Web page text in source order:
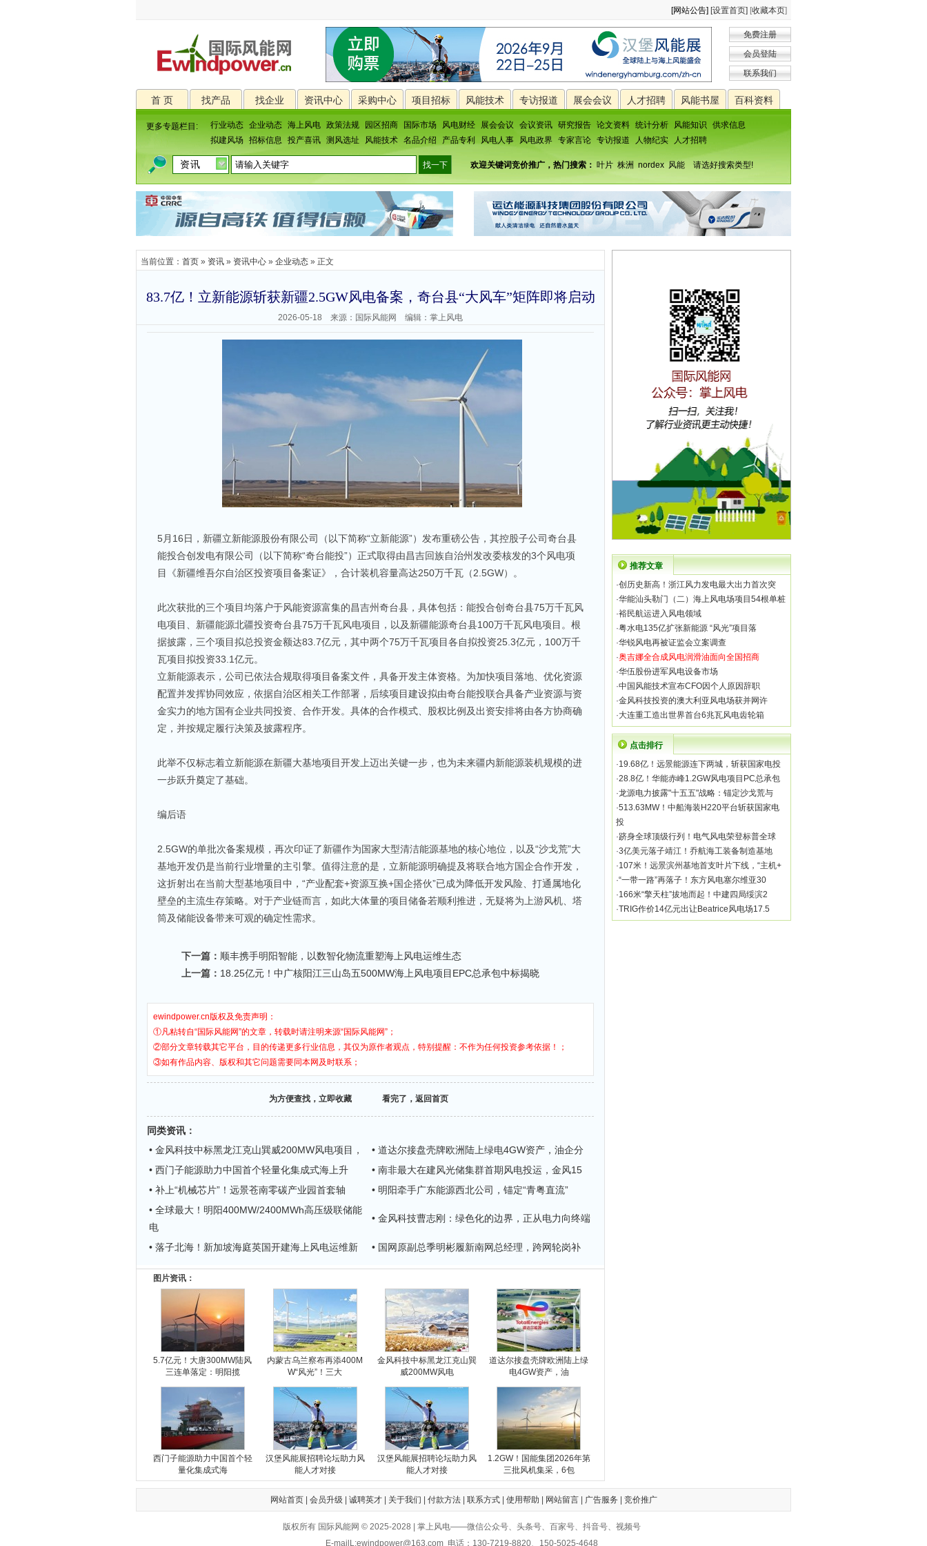
[网站公告] [设置首页] [收藏本页]
免费注册
会员登陆
联系我们
首 页 找产品 找企业 资讯中心 采购中心 项目招标 风能技术 专访报道 展会会议 人才招聘 风能书屋 百科资料
更多专题栏目: 行业动态 企业动态 海上风电 政策法规 园区招商 国际市场 风电财经 展会会议 会议资讯 研究报告 论文资料 统计分析 风能知识
供求信息
拟建风场
招标信息 投产喜讯 测风选址 风能技术 名品介绍 产品专利 风电人事 风电政界 专家言论 专访报道 人物纪实 人才招聘
欢迎关键词竞价推广，热门搜索： 叶片 株洲 nordex 风能 请选好搜索类型!
当前位置： 首页 » 资讯 » 资讯中心 » 企业动态 » 正文
83.7亿！立新能源斩获新疆2.5GW风电备案，奇台县“大风车”矩阵即将启动
2026-05-18 来源：国际风能网 编辑：掌上风电
5月16日，新疆立新能源股份有限公司（以下简称“立新能源”）发布重磅公告，其控股子公司奇台县
能投合创发电有限公司（以下简称“奇台能投”）正式取得由昌吉回族自治州发改委核发的3个风电项
目《新疆维吾尔自治区投资项目备案证》，合计装机容量高达250万千瓦（2.5GW）。
此次获批的三个项目均落户于风能资源富集的昌吉州奇台县，具体包括：能投合创奇台县75万千瓦风
电项目、新疆能源北疆投资奇台县75万千瓦风电项目，以及新疆能源奇台县100万千瓦风电项目。根
据披露，三个项目拟总投资金额达83.7亿元，其中两个75万千瓦项目各自拟投资25.3亿元，100万千
瓦项目拟投资33.1亿元。
立新能源表示，公司已依法合规取得项目备案文件，具备开发主体资格。为加快项目落地、优化资源
配置并发挥协同效应，依据自治区相关工作部署，后续项目建设拟由奇台能投联合具备产业资源与资
金实力的地方国有企业共同投资、合作开发。具体的合作模式、股权比例及出资安排将由各方协商确
定，并按规定履行决策及披露程序。
此举不仅标志着立新能源在新疆大基地项目开发上迈出关键一步，也为未来疆内新能源装机规模的进
一步跃升奠定了基础。
编后语
2.5GW的单批次备案规模，再次印证了新疆作为国家大型清洁能源基地的核心地位，以及“沙戈荒”大
基地开发仍是当前行业增量的主引擎。值得注意的是，立新能源明确提及将联合地方国企合作开发，
这折射出在当前大型基地项目中，“产业配套+资源互换+国企搭伙”已成为降低开发风险、打通属地化
壁垒的主流生存策略。对于产业链而言，如此大体量的项目储备若顺利推进，无疑将为上游风机、塔
筒及储能设备带来可观的确定性需求。
下一篇： 顺丰携手明阳智能，以数智化物流重塑海上风电运维生态
上一篇： 18.25亿元！中广核阳江三山岛五500MW海上风电项目EPC总承包中标揭晓
ewindpower.cn版权及免责声明：
①凡粘转自“国际风能网”的文章，转载时请注明来源“国际风能网”；
②部分文章转载其它平台，目的传递更多行业信息，其仅为原作者观点，特别提醒：不作为任何投资参考依据！；
③如有作品内容、版权和其它问题需要同本网及时联系；
为方便查找，立即收藏 看完了，返回首页
同类资讯 ：
• 金风科技中标黑龙江克山巽威200MW风电项目，
• 道达尔接盘壳牌欧洲陆上绿电4GW资产，油企分
• 西门子能源助力中国首个轻量化集成式海上升
• 南非最大在建风光储集群首期风电投运，金风15
• 补上“机械芯片”！远景苍南零碳产业园首套轴
• 明阳牵手广东能源西北公司，锚定“青粤直流”
• 全球最大！明阳400MW/2400MWh高压级联储能
电
• 金风科技曹志刚：绿色化的边界，正从电力向终端
• 落子北海！新加坡海庭英国开建海上风电运维新 • 国网原副总季明彬履新南网总经理，跨网轮岗补
图片资讯：
5.7亿元！大唐300MW陆风
三连单落定：明阳揽
内蒙古乌兰察布再添400M
W“风光”！三大
金风科技中标黑龙江克山巽
威200MW风电
道达尔接盘壳牌欧洲陆上绿
电4GW资产，油
西门子能源助力中国首个轻
量化集成式海
汉堡风能展招聘论坛助力风
能人才对接
汉堡风能展招聘论坛助力风
能人才对接
1.2GW！国能集团2026年第
三批风机集采，6包
推荐文章
·创历史新高！浙江风力发电最大出力首次突
·华能汕头勒门（二）海上风电场项目54根单桩
·裕民航运进入风电领域
·粤水电135亿扩张新能源 “风光”项目落
·华锐风电再被证监会立案调查
·奥吉娜全合成风电润滑油面向全国招商
·华伍股份进军风电设备市场
·中国风能技术宣布CFO因个人原因辞职
·金风科技投资的澳大利亚风电场获并网许
·大连重工造出世界首台6兆瓦风电齿轮箱
点击排行
·19.68亿！远景能源连下两城，斩获国家电投
·28.8亿！华能赤峰1.2GW风电项目PC总承包
·龙源电力披露"十五五"战略：锚定沙戈荒与
·513.63MW！中船海装H220平台斩获国家电
投
·跻身全球顶级行列！电气风电荣登标普全球
·3亿美元落子靖江！乔航海工装备制造基地
·107米！远景滨州基地首支叶片下线，“主机+
·“一带一路”再落子！东方风电塞尔维亚30
·166米“擎天柱”拔地而起！中建四局绥滨2
·TRIG作价14亿元出让Beatrice风电场17.5
网站首页| 会员升级 诚聘英才| 关于我们 付款方法| 联系方式| 使用帮助 网站留言| 广告服务 竞价推广
版权所有 国际风能网 © 2025-2028 | 掌上风电——微信公众号、头条号、百家号、抖音号、视频号
E-mailL:ewindpower@163.com 电话：130-7219-8820、150-5025-4648